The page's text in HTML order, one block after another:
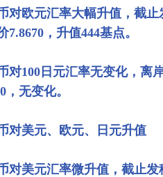
对欧元汇率大幅升值，截
，升值444基点。
对100日元汇率无变化，离
，无变化。
对美元、欧元、日元升值
对美元汇率微升值，截止